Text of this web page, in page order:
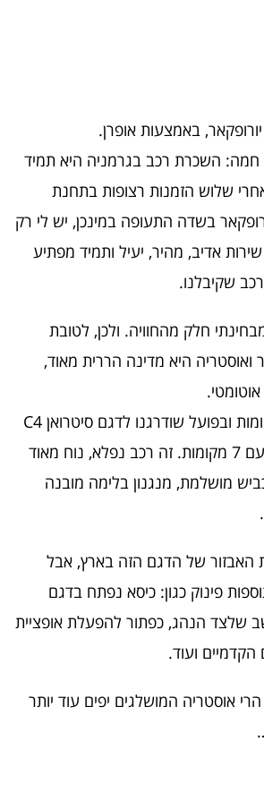
באמצעות אופרן.
השכרת רכב בגרמניה היא תמיד
שלוש הזמנות רצופות בתחנת
בשדה התעופה במינכן, יש לי רק
אדיב, מהיר, יעיל ותמיד מפתיע
שקיבלנו.
חלק מהחוויה. ולכן, לטובת
ואוסטריה היא מדינה הררית מאוד,
הזמנו רכב של 5 מקומות ובפועל שודרגנו לדגם סיטרואן C4
(פיקאסו) – מיני ואן עם 7 מקומות. זה רכב נפלא, נוח מאוד
מושלמת, מנגנון בלימה מובנה
האבזור של הדגם הזה בארץ, אבל
פינוק כגון: כיסא נפתח בדגם
שלצד הנהג, כפתור להפעלת אופציית
ועוד.
אוסטריה המושלגים יפים עוד יותר